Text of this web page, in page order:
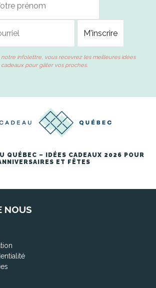
notre infolettre, vous recevrez les meilleures idées
cadeaux pour gâter vos proches.
QUÉBEC – IDÉES CADEAUX 2026 POUR
ET FÊTES
NOUS